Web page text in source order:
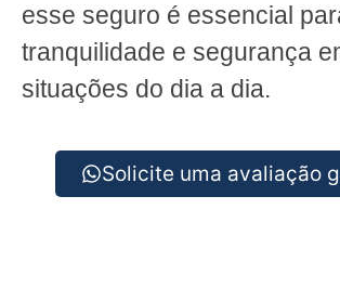
esse seguro é essencial
tranquilidade e segurança
situações do dia a dia.
Solicite uma avaliação